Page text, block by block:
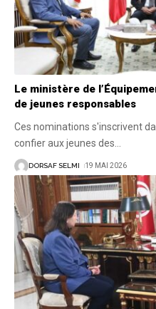
Le ministère de
de jeunes responsables
Ces nominations s'inscrivent
confier aux jeunes des
DORSAF SELMI 19 MAI 2026